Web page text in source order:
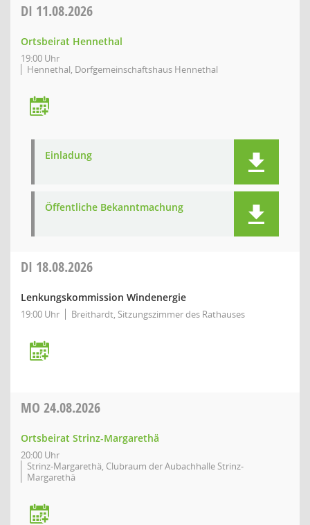
DI 11.08.2026
Ortsbeirat Hennethal
19:00 Uhr
Hennethal, Dorfgemeinschaftshaus Hennethal
Einladung
Öffentliche Bekanntmachung
DI 18.08.2026
Lenkungskommission Windenergie
19:00 Uhr Breithardt, Sitzungszimmer des Rathauses
MO 24.08.2026
Ortsbeirat Strinz-Margarethä
20:00 Uhr
Strinz-Margarethä, Clubraum der Aubachhalle Strinz-
Margarethä